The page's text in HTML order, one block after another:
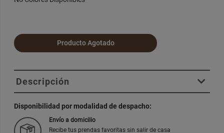
Producto Agotado
Descripción
Disponibilidad por modalidad de despacho:
Envío a domicilio
Recibe tus prendas favoritas sin salir de casa